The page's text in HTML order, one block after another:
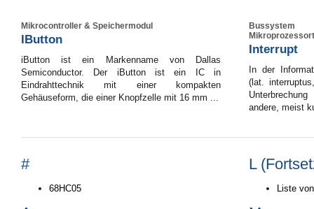
Mikrocontroller & Speichermodul
IButton
iButton ist ein Markenname von Dallas
Semiconductor. Der iButton ist ein IC in
Eindrahttechnik mit einer kompakten
Gehäuseform, die einer Knopfzelle mit 16 mm ...
Interrupt
In der
(lat.
andere, meist
#
68HC05
L
Liste